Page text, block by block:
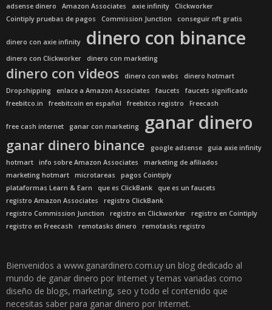
adsense dinero Amazon Associates axie infinity
Clickworker
Cointiply pruebas de pagos
Commission Junction conseguir nft gratis
dinero con axie infinity dinero con binance
dinero con Clickworker dinero con marketing
dinero con videos dinero con webs
dinero hotmart
Dropshipping
enlace a Amazon Associates faucets
faucets significado
freebitco.in
freebitcoin en español freebitco registro Freecash
free cash internet ganar con marketing ganar dinero
ganar dinero binance google adsense
guia axie infinity
hotmart
info sobre Amazon Associates
marketing de afiliados
marketing hotmart
microtareas
pagos Cointiply
plataformas Learn & Earn
que es ClickBank
que es un faucets
registro Amazon Associates
registro ClickBank
registro Commission Junction
registro en Clickworker
registro en Cointiply
registro en Freecash
remotasks dinero remotasks registro
Bienvenidos a www.ganardinero.com.uy un blog dedicado al
mundo de ganar dinero por Internet y temas variadas como
diseño de blogs, marketing, seo y todo el contenido que
necesitas saber para ganar dinero por Internet.